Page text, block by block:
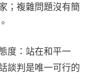
；複雜問題沒有簡
度：站在和平一
談判是唯一可行的